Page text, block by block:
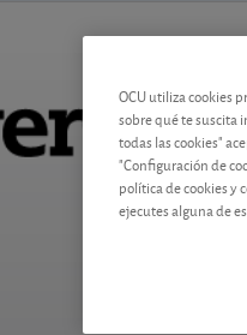
OCU utiliza cookies
sobre qué te suscita
todas las cookies"
"Configuración de
política de cookies y
ejecutes alguna de